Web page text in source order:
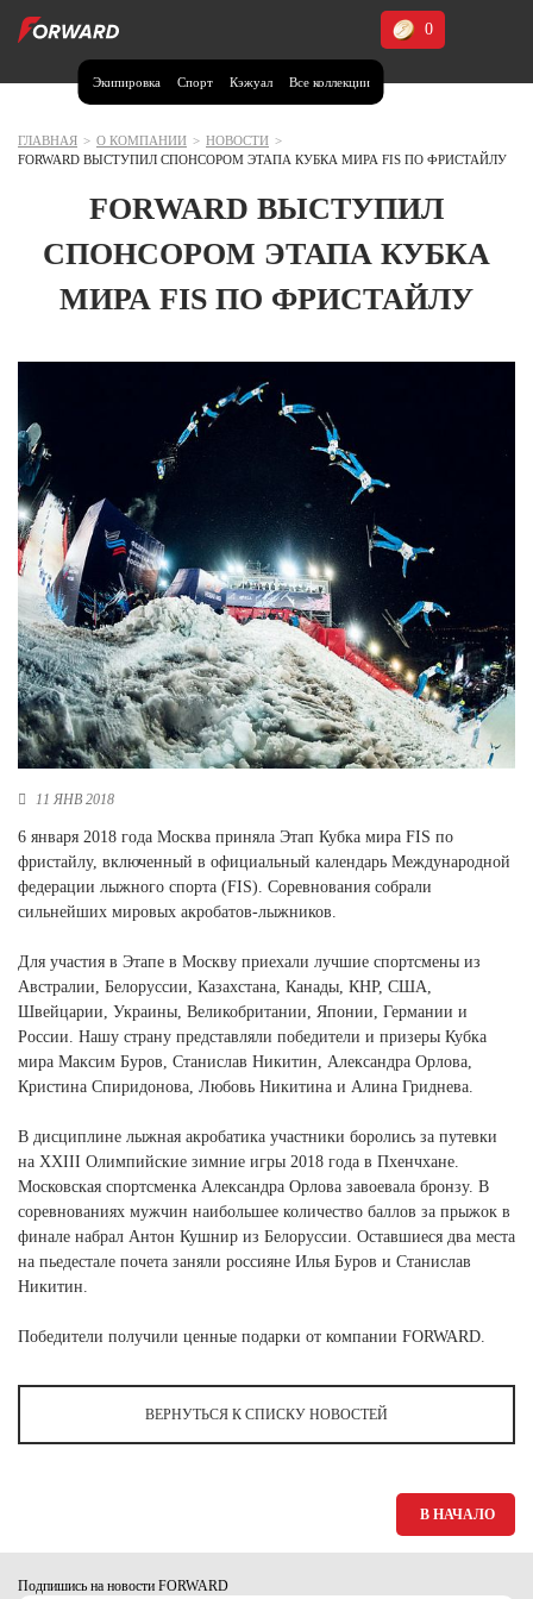
Экипировка Спорт Кэжуал Все коллекции
0
Москва и МО
Воронежская область (1)
Дагестан (2)
Иркутская область (2)
Кемеровская область (2)
Курская область (1)
Москва и МО (14)
Нижегородская область (1)
Новосибирская область (3)
Омская область (5)
Республика Башкортостан (3)
Республика Крым (1)
Республика Татарстан (2)
Ростовская область (2)
Самарская область (1)
Саратовская область (1)
Свердловская область (5)
Северная Осетия (2)
Смоленская область (1)
Ставропольский край (5)
Томская область (1)
Тульская область (1)
Тюменская область (3)
Хакасия (1)
Ханты-Мансийский автономный округ (3)
Ямало-Ненецкий автономный округ (1)
Ярославская область (1)
ГЛАВНАЯ > О КОМПАНИИ > НОВОСТИ >
FORWARD ВЫСТУПИЛ СПОНСОРОМ ЭТАПА КУБКА МИРА FIS ПО ФРИСТАЙЛУ
FORWARD ВЫСТУПИЛ
СПОНСОРОМ ЭТАПА КУБКА
МИРА FIS ПО ФРИСТАЙЛУ
11 ЯНВ 2018
6 января 2018 года Москва приняла Этап Кубка мира FIS по
фристайлу, включенный в официальный календарь Международной
федерации лыжного спорта (FIS). Соревнования собрали
сильнейших мировых акробатов-лыжников.
Для участия в Этапе в Москву приехали лучшие спортсмены из
Австралии, Белоруссии, Казахстана, Канады, КНР, США,
Швейцарии, Украины, Великобритании, Японии, Германии и
России. Нашу страну представляли победители и призеры Кубка
мира Максим Буров, Станислав Никитин, Александра Орлова,
Кристина Спиридонова, Любовь Никитина и Алина Гриднева.
В дисциплине лыжная акробатика участники боролись за путевки
на XXIII Олимпийские зимние игры 2018 года в Пхенчхане.
Московская спортсменка Александра Орлова завоевала бронзу. В
соревнованиях мужчин наибольшее количество баллов за прыжок в
финале набрал Антон Кушнир из Белоруссии. Оставшиеся два места
на пьедестале почета заняли россияне Илья Буров и Станислав
Никитин.
Победители получили ценные подарки от компании FORWARD.
ВЕРНУТЬСЯ К СПИСКУ НОВОСТЕЙ
В НАЧАЛО
Подпишись на новости FORWARD